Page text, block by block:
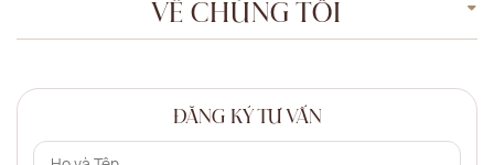
VỀ CHÚNG TÔI
ĐĂNG KÝ TƯ VẤN